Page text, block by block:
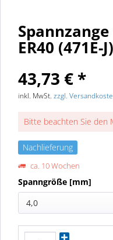
ER40 (471E-
43,73 € *
inkl. MwSt. zzgl.
Bitte beachten Sie den
Nachlieferung
ca. 10 Wochen
Spanngröße [mm]
4,0